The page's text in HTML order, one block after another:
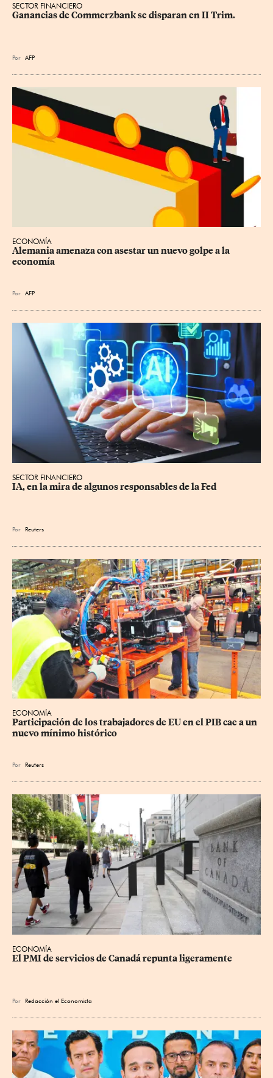
SECTOR FINANCIERO
Ganancias de Commerzbank se disparan en II Trim.
Por AFP
ECONOMÍA
Alemania amenaza con asestar un nuevo golpe a la
economía
Por AFP
SECTOR FINANCIERO
IA, en la mira de algunos responsables de la Fed
Por Reuters
ECONOMÍA
Participación de los trabajadores de EU en el PIB cae a un
nuevo mínimo histórico
Por Reuters
ECONOMÍA
El PMI de servicios de Canadá repunta ligeramente
Por Redacción el Economista